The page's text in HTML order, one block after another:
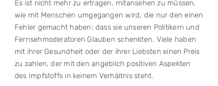
Es ist nicht mehr zu ertragen, mitansehen zu müssen,
wie mit Menschen umgegangen wird, die nur den einen
Fehler gemacht haben: dass sie unseren Politikern und
Fernsehmoderatoren Glauben schenkten. Viele haben
mit ihrer Gesundheit oder der ihrer Liebsten einen Preis
zu zahlen, der mit den angeblich positiven Aspekten
des Impfstoffs in keinem Verhältnis steht.